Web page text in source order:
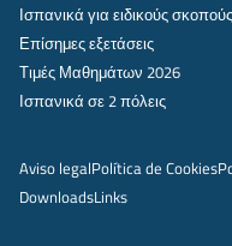
Ισπανικά για ειδικούς σκοπούς
Επίσημες εξετάσεις
Τιμές Μαθημάτων 2026
Ισπανικά σε 2 πόλεις
Aviso legalPolítica de Cookies
DownloadsLinks